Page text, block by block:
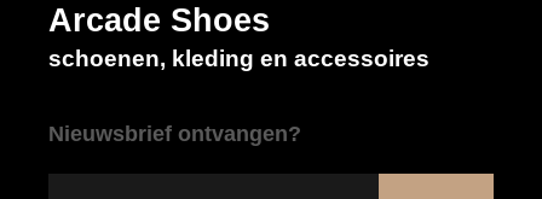
Arcade Shoes
schoenen, kleding en accessoires
Nieuwsbrief ontvangen?